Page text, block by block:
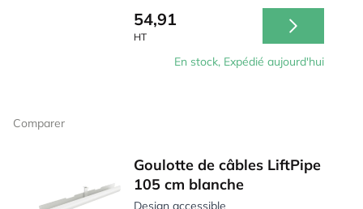
54,91
HT
En stock, Expédié aujourd'hui
Comparer
Goulotte de câbles LiftPipe
105 cm blanche
Design accessible